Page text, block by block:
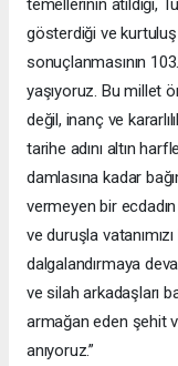
temellerinin atıldığı,
gösterdiği ve
sonuçlanmasının
yaşıyoruz. Bu millet
değil, inanç ve
tarihe adını altın
damlasına kadar
vermeyen bir ecdadın
ve duruşla vatanımızı
dalgalandırmaya
ve silah arkadaşları
armağan eden şehit
anıyoruz.”